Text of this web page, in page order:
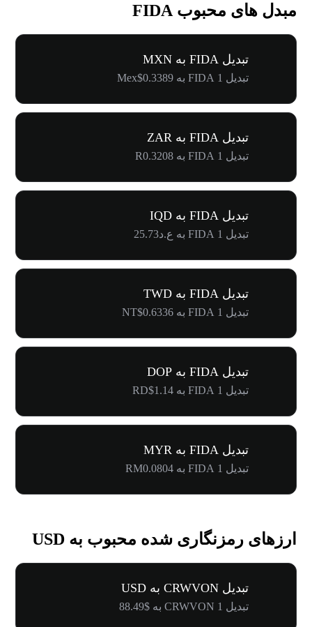
مبدل های محبوب FIDA
تبدیل FIDA به MXN
تبدیل 1 FIDA به Mex$0.3389
تبدیل FIDA به ZAR
تبدیل 1 FIDA به R0.3208
تبدیل FIDA به IQD
تبدیل 1 FIDA به ع.د25.73
تبدیل FIDA به TWD
تبدیل 1 FIDA به NT$0.6336
تبدیل FIDA به DOP
تبدیل 1 FIDA به RD$1.14
تبدیل FIDA به MYR
تبدیل 1 FIDA به RM0.0804
ارزهای رمزنگاری شده محبوب به USD
تبدیل CRWVON به USD
تبدیل 1 CRWVON به $88.49